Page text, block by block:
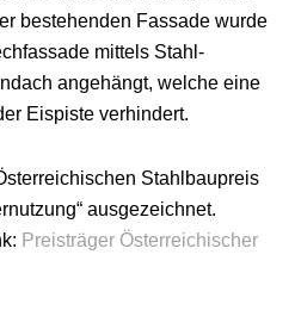
bestehenden Fassade wurde
mittels Stahl-
angehängt, welche eine
Eispiste verhindert.
Stahlbaupreis
ausgezeichnet.
Preisträger Österreichischer